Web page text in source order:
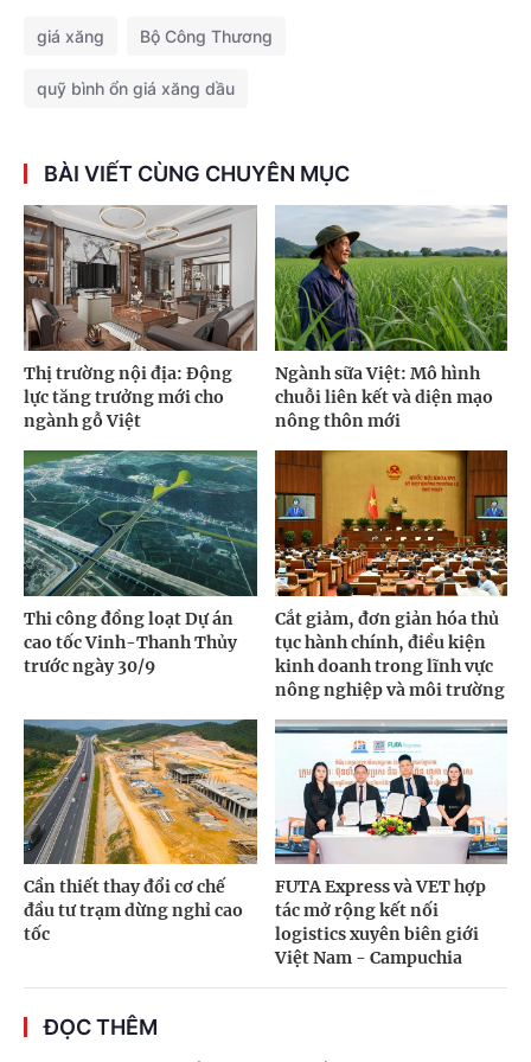
giá xăng Bộ Công Thương
quỹ bình ổn giá xăng dầu
BÀI VIẾT CÙNG CHUYÊN MỤC
Thị trường nội địa: Động
lực tăng trưởng mới cho
ngành gỗ Việt
Ngành sữa Việt: Mô hình
chuỗi liên kết và diện mạo
nông thôn mới
Thi công đồng loạt Dự án
cao tốc Vinh-Thanh Thủy
trước ngày 30/9
Cắt giảm, đơn giản hóa thủ
tục hành chính, điều kiện
kinh doanh trong lĩnh vực
nông nghiệp và môi trường
Cần thiết thay đổi cơ chế
đầu tư trạm dừng nghỉ cao
tốc
FUTA Express và VET hợp
tác mở rộng kết nối
logistics xuyên biên giới
Việt Nam - Campuchia
ĐỌC THÊM